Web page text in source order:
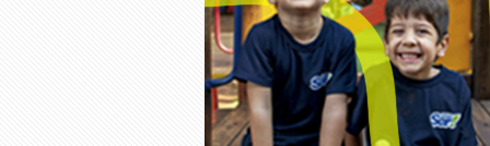
Famílias brasileiras
STJ condena
Endividamento das
Motorista morre em